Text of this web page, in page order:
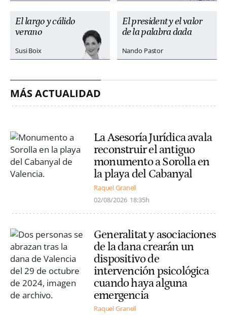
El largo y cálido
verano
Susi Boix
El president y el valor
de la palabra dada
Nando Pastor
MÁS ACTUALIDAD
La Asesoría Jurídica avala
reconstruir el antiguo
monumento a Sorolla en
la playa del Cabanyal
Raquel Granell
02/08/2026 18:35h
Generalitat y asociaciones
de la dana crearán un
dispositivo de
intervención psicológica
cuando haya alguna
emergencia
Raquel Granell